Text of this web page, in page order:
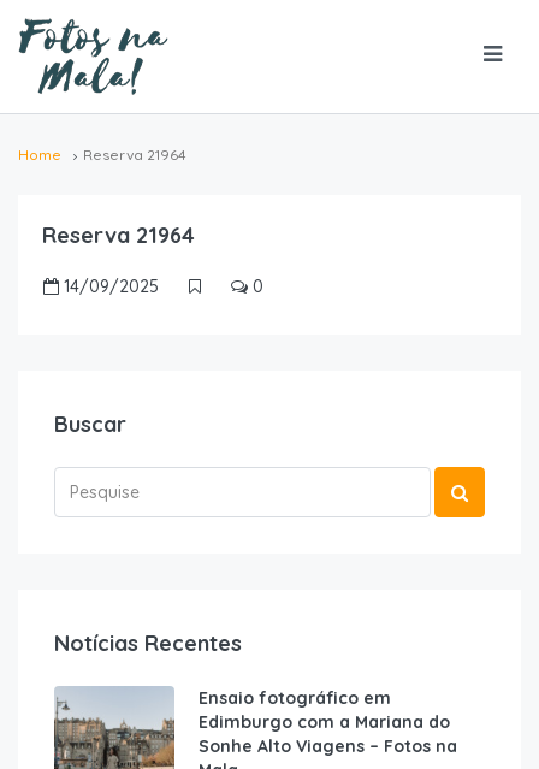
Home Reserva 21964
Reserva 21964
14/09/2025 0
Buscar
Notícias Recentes
Ensaio fotográfico em
Edimburgo com a Mariana do
Sonhe Alto Viagens – Fotos na